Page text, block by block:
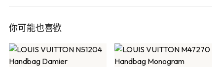
你可能也喜歡